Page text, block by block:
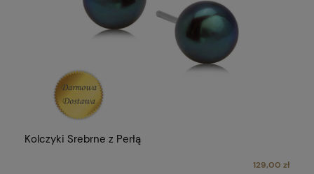
Kolczyki Srebrne z Perłą
129,00 zł